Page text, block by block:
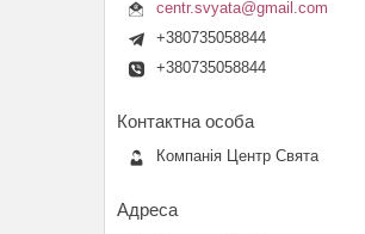
centr.svyata@gmail.com
+380735058844
+380735058844
Компанія Центр Свята